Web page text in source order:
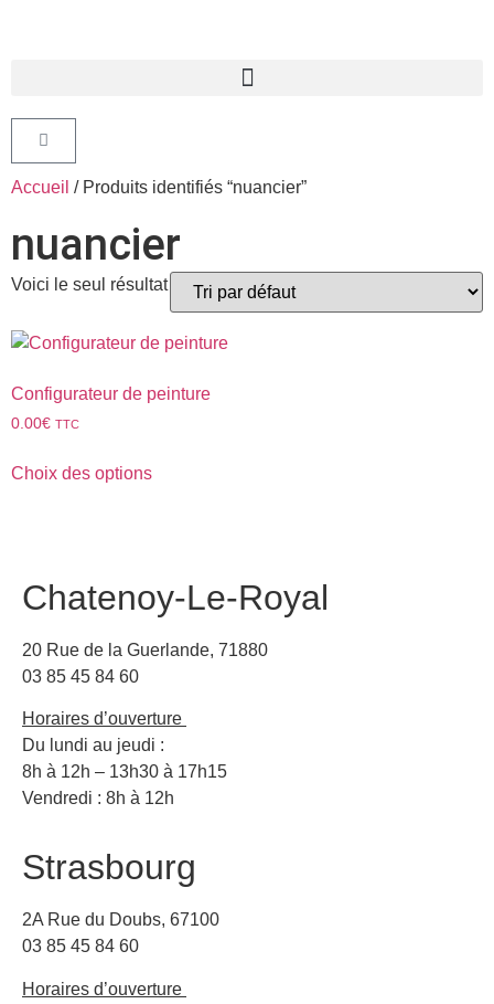
Accueil / Produits identifiés “nuancier”
nuancier
Voici le seul résultat
Configurateur de peinture
0.00€ TTC
Choix des options
Chatenoy-Le-Royal
20 Rue de la Guerlande, 71880
03 85 45 84 60
Horaires d’ouverture
Du lundi au jeudi :
8h à 12h – 13h30 à 17h15
Vendredi : 8h à 12h
Strasbourg
2A Rue du Doubs, 67100
03 85 45 84 60
Horaires d’ouverture